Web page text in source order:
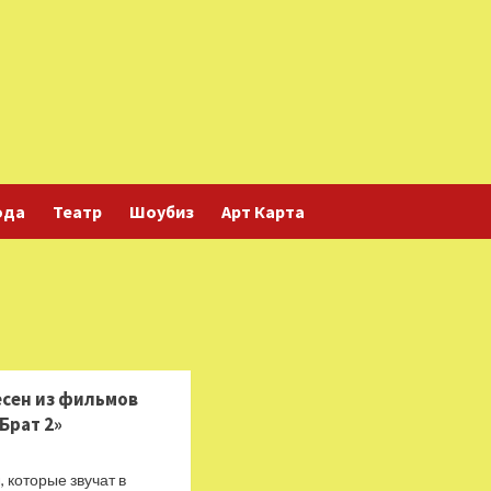
Театр Шоубиз Арт Карта
из фильмов
2»
звучат в